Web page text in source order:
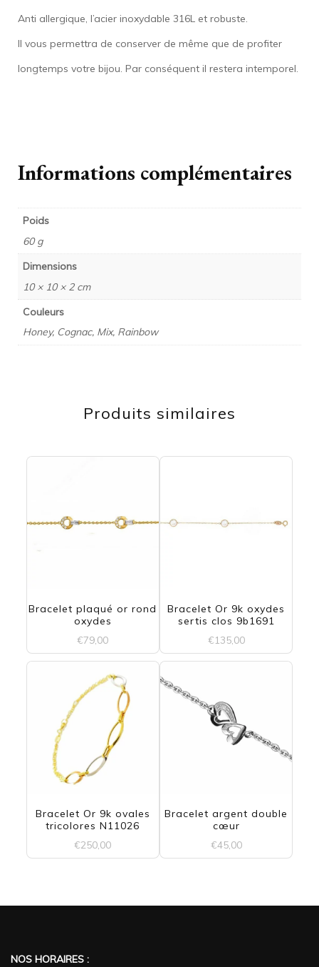
Anti allergique, l’acier inoxydable 316L et robuste.
Il vous permettra de conserver de même que de profiter
longtemps votre bijou. Par conséquent il restera intemporel.
Informations complémentaires
Poids
60 g
Dimensions
10 × 10 × 2 cm
Couleurs
Honey, Cognac, Mix, Rainbow
Produits similaires
Bracelet plaqué or rond
oxydes
€79,00
Bracelet Or 9k oxydes
sertis clos 9b1691
€135,00
Bracelet Or 9k ovales
tricolores N11026
€250,00
Bracelet argent double
cœur
€45,00
NOS HORAIRES :